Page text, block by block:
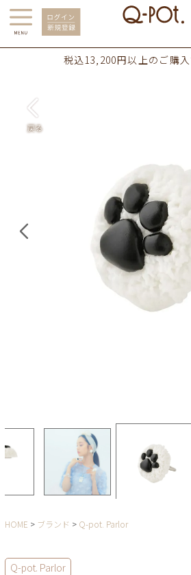
税込13,200円以上のご購
HOME ブランド Q-pot. Parlor
Q-pot. Parlor